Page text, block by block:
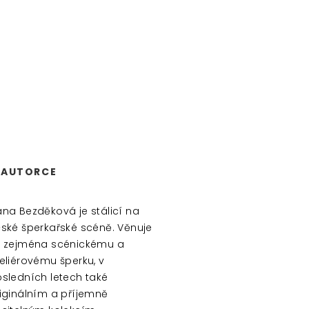
Bezděková je stálicí na
šperkařské scéně. Věnuje
zejména scénickému a
šperku, v
letech také
a příjemně